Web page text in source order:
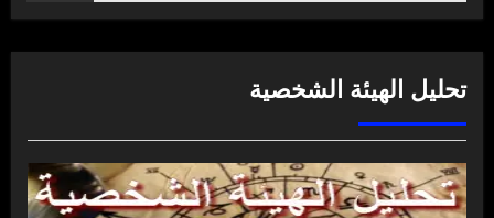
تحليل الهيئة الشخصية